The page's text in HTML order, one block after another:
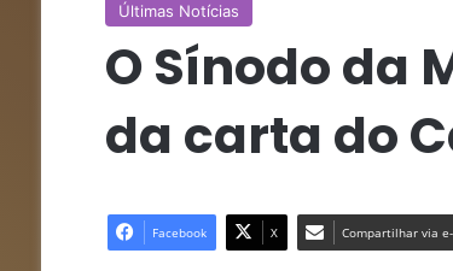
Últimas Notícias
O Sínodo da
da carta do
Facebook X Compartilhar via